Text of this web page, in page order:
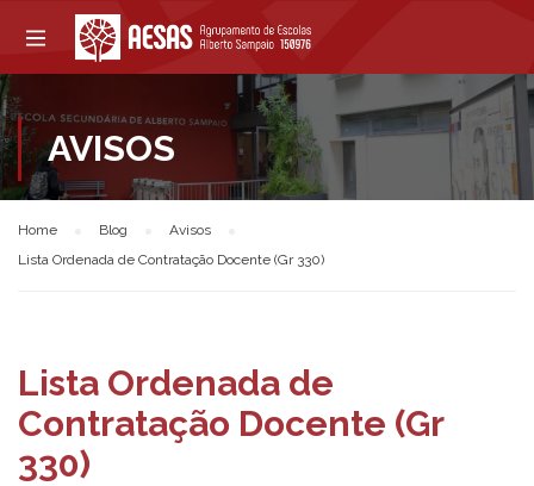
AVISOS
Home Blog
Avisos
Lista Ordenada de Contratação Docente (Gr 330)
Lista Ordenada de
Contratação Docente (Gr
330)